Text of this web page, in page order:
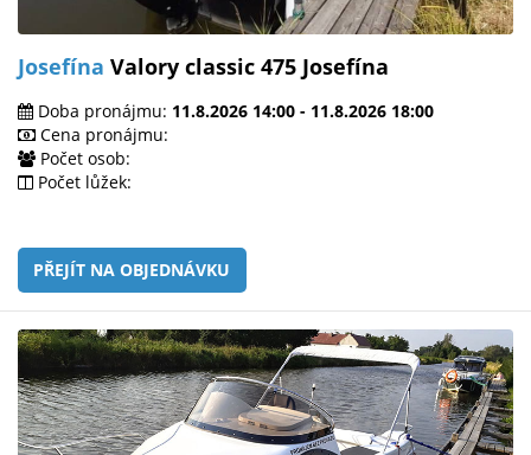
Josefína Valory classic 475 Josefína
Doba pronájmu: 11.8.2026 14:00 - 11.8.2026 18:00
Cena pronájmu:
Počet osob:
Počet lůžek:
PŘEJÍT NA OBJEDNÁVKU